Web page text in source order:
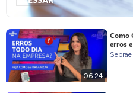
06:24
Como
erros